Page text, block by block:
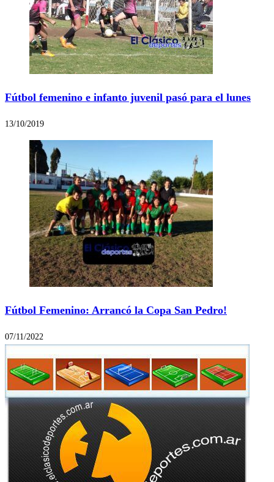
Fútbol femenino e infanto juvenil pasó para el lunes
13/10/2019
Fútbol Femenino: Arrancó la Copa San Pedro!
07/11/2022